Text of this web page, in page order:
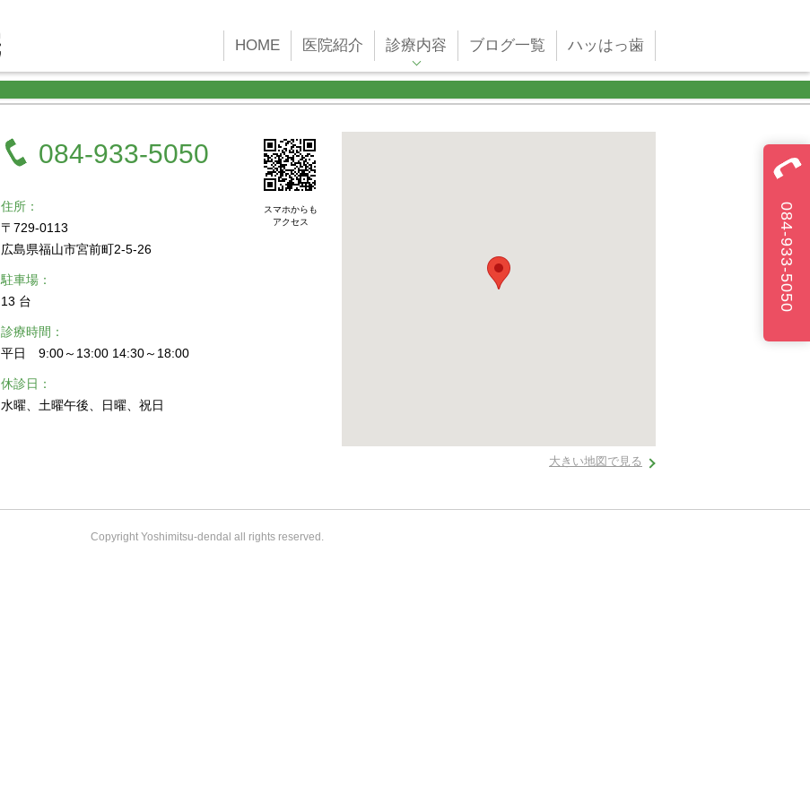
084-933-5050
HOME 医院紹介 診療内容 ブログ一覧 ハッはっ歯
084-933-5050
スマホからも
アクセス
住所
〒729-0113
広島県福山市宮前町2-5-26
駐車場
13 台
診療時間
平日 9:00～13:00 14:30～18:00
休診日
水曜、土曜午後、日曜、祝日
大きい地図で見る
Copyright Yoshimitsu-dendal all rights reserved.